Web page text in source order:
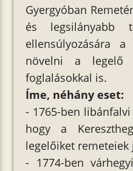
Gyergyóban
és legsilányabb
ellensúlyozására a
növelni a legelő
foglalásokkal is.
Íme, néhány eset:
- 1765-ben
hogy a
legelőiket
- 1774-ben